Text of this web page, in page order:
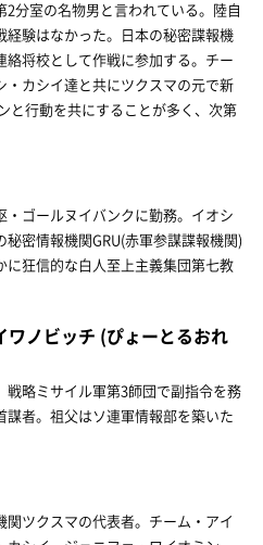
分室の名物男と言われている。陸自
験はなかった。日本の秘密諜報機
将校として作戦に参加する。チー
・カシイ達と共にツクスマの元で新
と行動を共にすることが多く、次第
ゴールヌイバンクに勤務。イオシ
密情報機関GRU(赤軍参謀諜報機関)
狂信的な白人至上主義集団第七教
ワノビッチ (ぴょーとるおれ
略ミサイル軍第3師団で副指令を務
者。祖父はソ連軍情報部を築いた
ツクスマの代表者。チーム・アイ